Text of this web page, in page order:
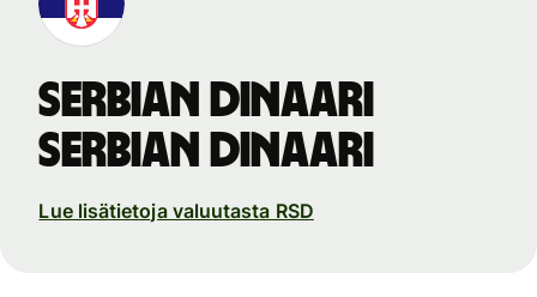
Serbian dinaari
Serbian dinaari
Lue lisätietoja valuutasta RSD